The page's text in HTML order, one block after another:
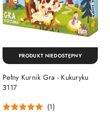
Pełny Kurnik Gra - Kukuryku
3117
(1)
PRODUKT NIEDOSTĘPNY